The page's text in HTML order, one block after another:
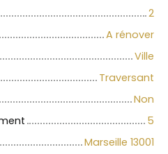
2
A rénover
Ville
Traversant
Non
5
Marseille 13001